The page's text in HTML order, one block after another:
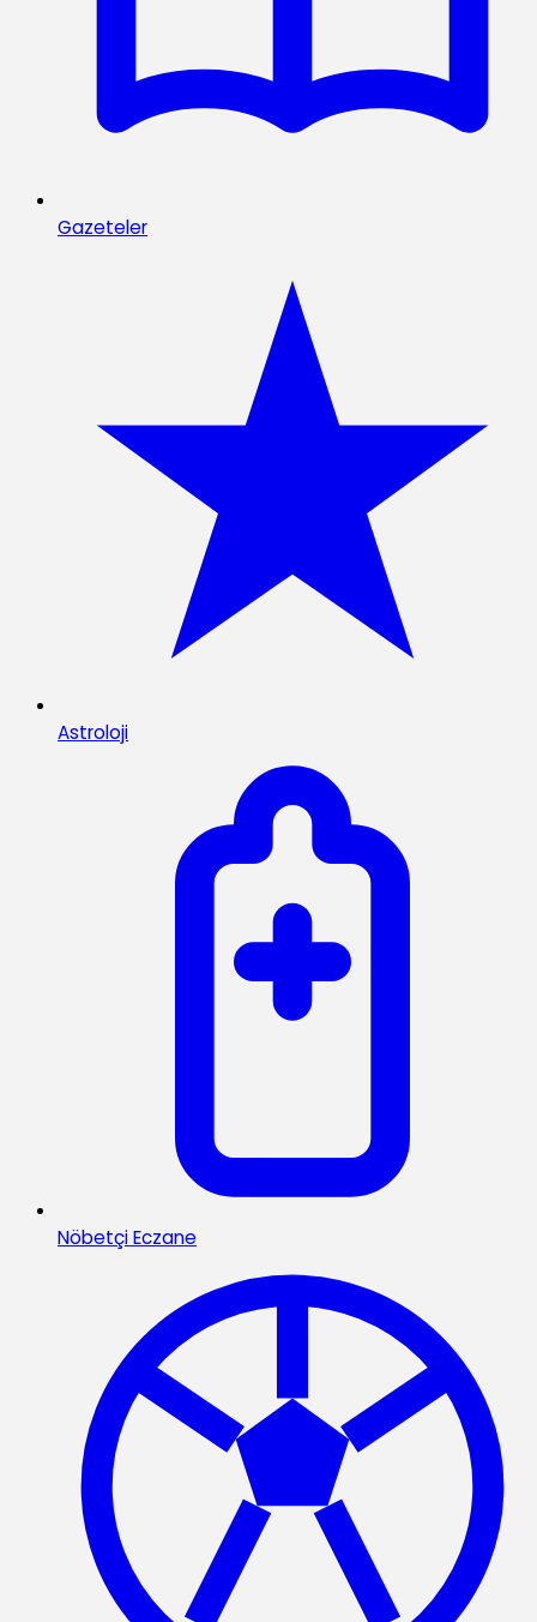
Gazeteler
Astroloji
Nöbetçi Eczane